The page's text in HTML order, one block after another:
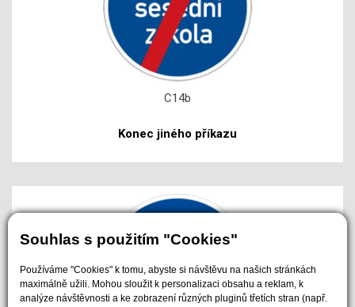
Souhlas s použitím "Cookies"
Používáme "Cookies" k tomu, abyste si návštěvu na našich stránkách
maximálně užili. Mohou sloužit k personalizaci obsahu a reklam, k
analýze návštěvnosti a ke zobrazení různých pluginů třetích stran (např.
C14b
Konec jiného příkazu